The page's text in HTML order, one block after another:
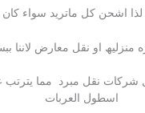
اشحن كل ماترید سواء كان
منزلیھ او نقل معارض لاننا
شركات نقل مبرد مما یترتب
اسطول العربات